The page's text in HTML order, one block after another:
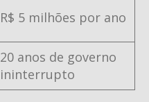
R$ 5 milhões por ano
20 anos de governo
ininterrupto